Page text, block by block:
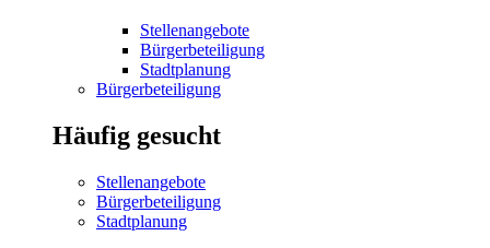
Stellenangebote
Bürgerbeteiligung
Stadtplanung
Bürgerbeteiligung
Häufig gesucht
Stellenangebote
Bürgerbeteiligung
Stadtplanung